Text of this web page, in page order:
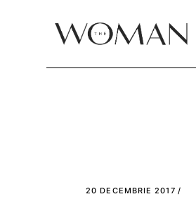
20 DECEMBRIE 2017